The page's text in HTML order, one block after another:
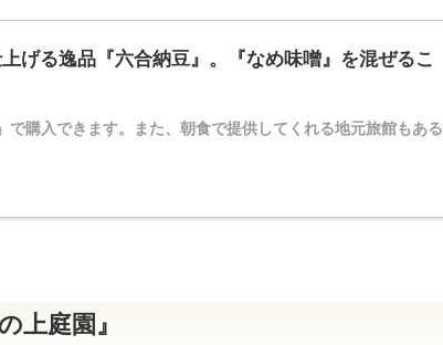
げる逸品『六合納豆』。『なめ味噌』を混ぜるこ
で購入できます。また、朝食で提供してくれる地元旅館もある
上庭園』